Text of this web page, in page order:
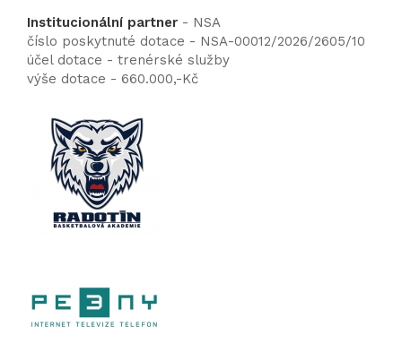
Institucionální partner - NSA
číslo poskytnuté dotace - NSA-00012/2026/2605/10
účel dotace - trenérské služby
výše dotace - 660.000,-Kč